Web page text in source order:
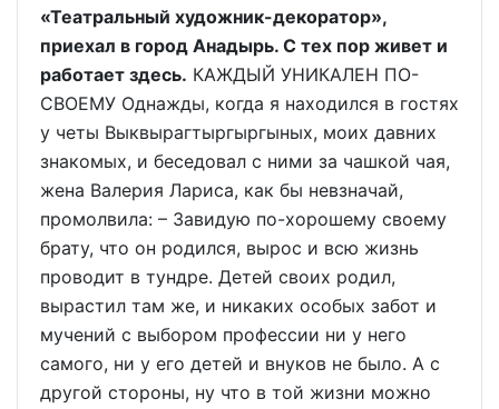
«Театральный художник-декоратор»,
приехал в город Анадырь. C тех пор живет и
работает здесь. КАЖДЫЙ УНИКАЛЕН ПО-
СВОЕМУ Однажды, когда я находился в гостях
у четы Выквырагтыргыргыных, моих давних
знакомых, и беседовал с ними за чашкой чая,
жена Валерия Лариса, как бы невзначай,
промолвила: – Завидую по-хорошему своему
брату, что он родился, вырос и всю жизнь
проводит в тундре. Детей своих родил,
вырастил там же, и никаких особых забот и
мучений с выбором профессии ни у него
самого, ни у его детей и внуков не было. А с
другой стороны, ну что в той жизни можно